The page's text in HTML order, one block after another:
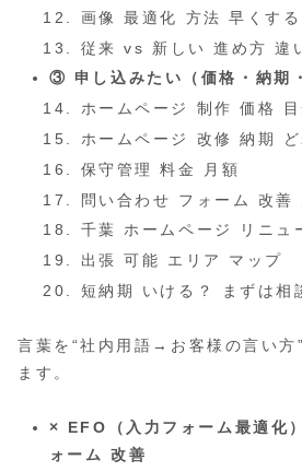
画像 最適化 方法 早くする
従来 vs 新しい 進め方 違
③ 申し込みたい（価格・納期
ホームページ 制作 価格 目
ホームページ 改修 納期 ど
保守管理 料金 月額
問い合わせ フォーム 改善
千葉 ホームページ リニュ
出張 可能 エリア マップ
短納期 いける？ まずは相
言葉を“社内用語→お客様の言い方
ます。
× EFO（入力フォーム最適化）
ォーム 改善